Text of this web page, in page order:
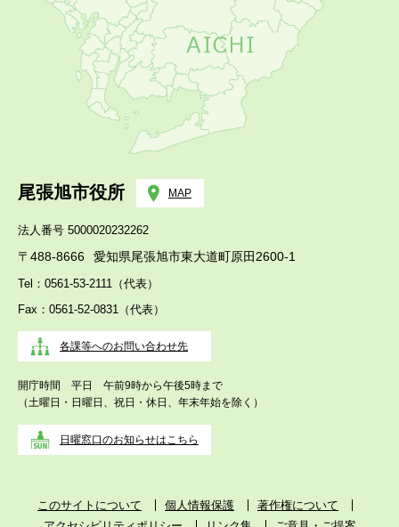
尾張旭市役所 MAP
法人番号 5000020232262
〒488-8666 愛知県尾張旭市東大道町原田2600-1
Tel：0561-53-2111（代表）
Fax：0561-52-0831（代表）
各課等へのお問い合わせ先
開庁時間 平日 午前9時から午後5時まで
（土曜日・日曜日、祝日・休日、年末年始を除く）
日曜窓口のお知らせはこちら
このサイトについて 個人情報保護
著作権について